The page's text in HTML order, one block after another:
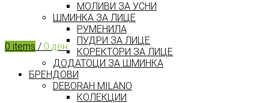
0 items / 0 ден
МОЛИВИ ЗА УСНИ
ШМИНКА ЗА ЛИЦЕ
РУМЕНИЛА
ПУДРИ ЗА ЛИЦЕ
КОРЕКТОРИ ЗА ЛИЦЕ
ДОДАТОЦИ ЗА ШМИНКА
БРЕНДОВИ
DEBORAH MILANO
КОЛЕКЦИИ